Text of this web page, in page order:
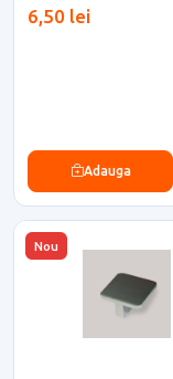
6,50 lei
Adauga
Nou